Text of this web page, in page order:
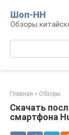
контенту
Шоп-HH
Обзоры
Главная » Обзоры
Скачать
смартфона